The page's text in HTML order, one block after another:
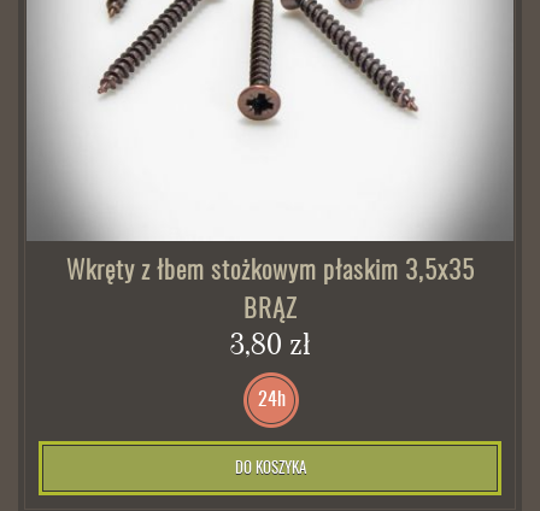
Wkręty z łbem stożkowym płaskim 3,5x35
BRĄZ
3,80 zł
24h
DO KOSZYKA